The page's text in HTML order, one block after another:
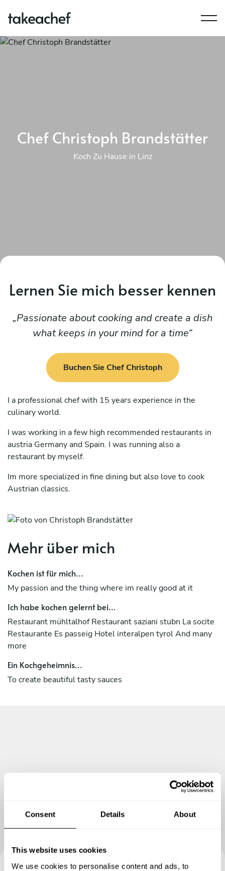
Consent Details About
This website uses cookies
We use cookies to personalise content and ads, to
Chef Christoph Brandstätter
Koch Zu Hause in Linz
Lernen Sie mich besser kennen
Passionate about cooking and create a dish
what keeps in your mind for a time
Buchen Sie Chef Christoph
I a professional chef with 15 years experience in the
culinary world.
I was working in a few high recommended restaurants in
austria Germany and Spain. I was running also a
restaurant by myself.
Im more specialized in fine dining but also love to cook
Austrian classics.
classes and presentation cooking for some kitchen
Mehr über mich
Kochen ist für mich...
My passion and the thing where im really good at it
Ich habe kochen gelernt bei...
Restaurant mühltalhof Restaurant saziani stubn La socite
Restaurante Es passeig Hotel interalpen tyrol And many
more
Ein Kochgeheimnis...
To create beautiful tasty sauces